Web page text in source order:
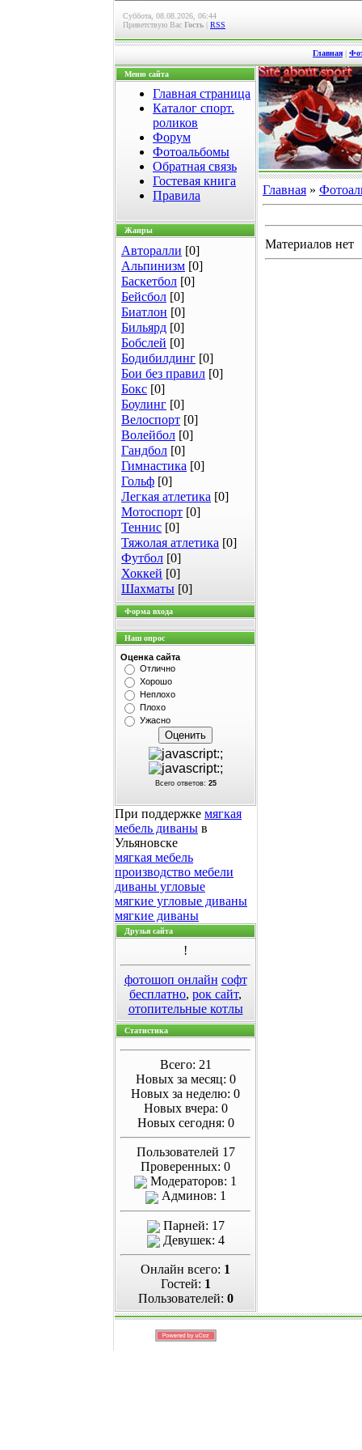
Суббота, 08.08.2026, 06:44
Приветствую Вас Гость | RSS
Главная |
Меню сайта
Главная страница
Каталог спорт.
роликов
Форум
Фотоальбомы
Обратная связь
Гостевая книга
Правила
Жанры
Авторалли [0]
Альпинизм [0]
Баскетбол [0]
Бейсбол [0]
Биатлон [0]
Бильярд [0]
Бобслей [0]
Бодибилдинг [0]
Бои без правил [0]
Бокс [0]
Боулинг [0]
Велоспорт [0]
Волейбол [0]
Гандбол [0]
Гимнастика [0]
Гольф [0]
Легкая атлетика [0]
Мотоспорт [0]
Теннис [0]
Тяжолая атлетика [0]
Футбол [0]
Хоккей [0]
Шахматы [0]
Форма входа
Наш опрос
Оценка сайта
Отлично
Хорошо
Неплохо
Плохо
Ужасно
Всего ответов: 25
При поддержке мягкая
мебель диваны в
Ульяновске
мягкая мебель
производство мебели
диваны угловые
мягкие угловые диваны
мягкие диваны
Друзья сайта
!
фотошоп онлайн софт
бесплатно, рок сайт,
отопительные котлы
Статистика
Всего: 21
Новых за месяц: 0
Новых за неделю: 0
Новых вчера: 0
Новых сегодня: 0
Пользователей 17
Проверенных: 0
Модераторов: 1
Админов: 1
Парней: 17
Девушек: 4
Онлайн всего: 1
Гостей: 1
Пользователей: 0
Главная »
Материалов нет